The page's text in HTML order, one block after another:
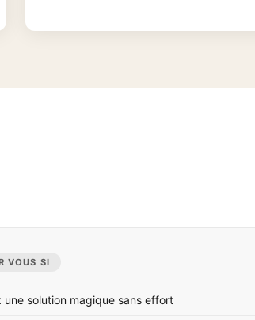
VOUS SI
une solution magique sans effort